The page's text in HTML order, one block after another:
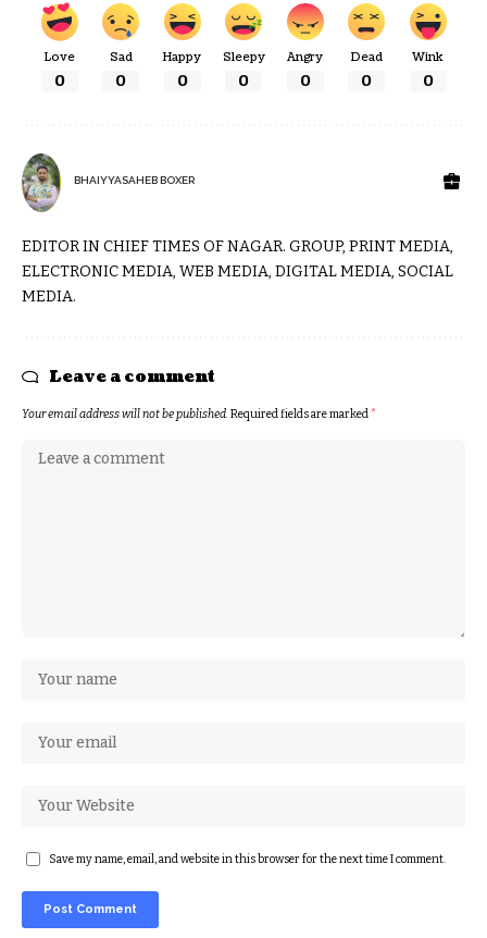
Love
0
Sad
0
Happy
0
Sleepy
0
Angry
0
Dead
0
Wink
0
BHAIYYASAHEB BOXER
EDITOR IN CHIEF TIMES OF NAGAR. GROUP, PRINT MEDIA,
ELECTRONIC MEDIA, WEB MEDIA, DIGITAL MEDIA, SOCIAL
MEDIA.
Leave a comment
Your email address will not be published. Required fields are marked *
Save my name, email, and website in this browser for the next time I comment.